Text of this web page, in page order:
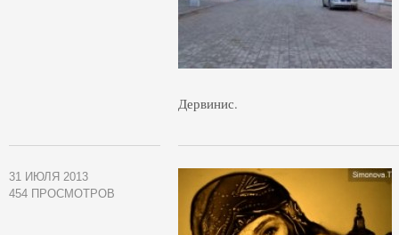
Дервинис.
31 ИЮЛЯ 2013
454 ПРОСМОТРОВ